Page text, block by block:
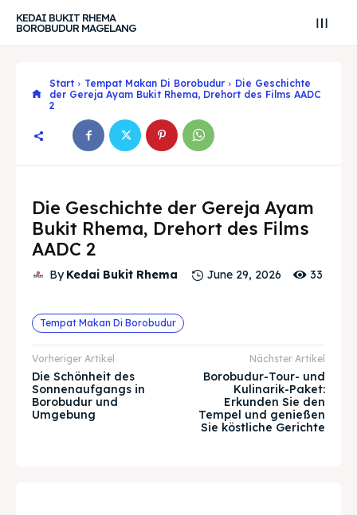
Explore our destinations
& Make a booking today
Tempat Makan Keluarga
Explore our destinations
& Make a booking today
Tempat Makan Keluarga
KEDAI BUKIT RHEMA
BOROBUDUR MAGELANG
Start Tempat Makan Di Borobudur
Die Geschichte
der Gereja Ayam Bukit Rhema, Drehort des Films AADC
2
Die Geschichte der Gereja Ayam
Bukit Rhema, Drehort des Films
AADC 2
By Kedai Bukit Rhema June 29, 2026 33
Tempat Makan Di Borobudur
Vorheriger Artikel
Die Schönheit des
Sonnenaufgangs in
Borobudur und
Umgebung
Nächster Artikel
Borobudur-Tour- und
Kulinarik-Paket:
Erkunden Sie den
Tempel und genießen
Sie köstliche Gerichte